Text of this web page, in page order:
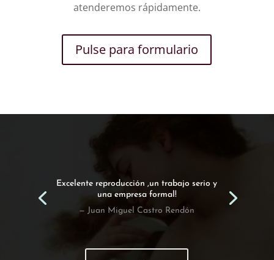
atenderemos rápidamente.
Pulse para formulario
Excelente reproducción ,un trabajo serio y
una empresa formal!
— Juan Miguel Castro Rendón